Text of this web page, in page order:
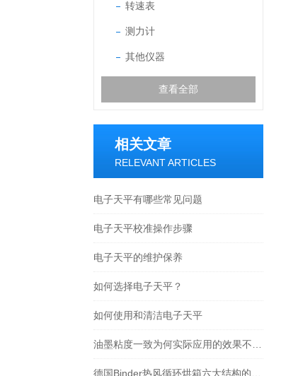
转速表
测力计
其他仪器
查看全部
相关文章
RELEVANT ARTICLES
电子天平有哪些常见问题
电子天平校准操作步骤
电子天平的维护保养
如何选择电子天平？
如何使用和清洁电子天平